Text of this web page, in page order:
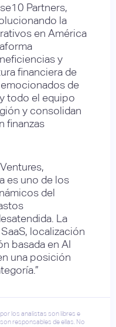
Partners,
la
en América
y
financiera de
de
todo el equipo
y consolidan
finanzas
es uno de los
del
La
localización
basada en AI
una posición
los analistas son libres e
responsables de ellas. No